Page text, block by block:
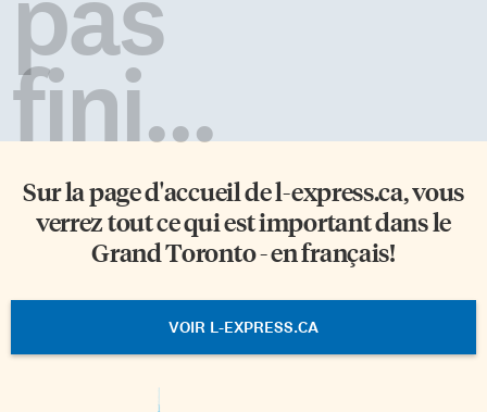
fini...
Sur la page d'accueil del-express.ca, vous
verrez tout ce qui est important dans le
Grand Toronto - en français!
VOIR L-EXPRESS.CA